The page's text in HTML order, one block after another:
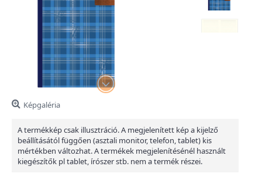
Képgaléria
A termékkép csak illusztráció. A megjelenített kép a kijelző
beállításától függően (asztali monitor, telefon, tablet) kis
mértékben változhat. A termékek megjelenítésénél használt
kiegészítők pl tablet, írószer stb. nem a termék részei.